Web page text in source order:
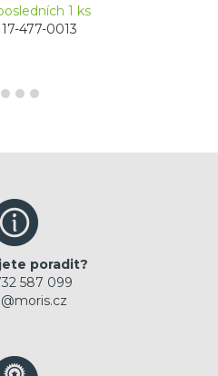
1 ks
477-0013
poradit?
587 099